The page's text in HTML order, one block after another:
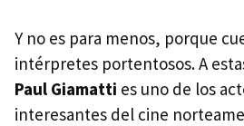
Y no es para menos, porque
intérpretes portentosos. A
Paul Giamatti es uno de los
interesantes del cine